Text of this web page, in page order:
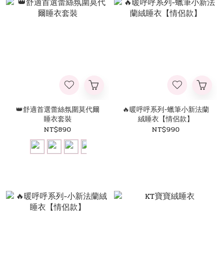
👑舒適首選蕾絲氛圍莫代爾
睡衣套裝
NT$890
🔥暖呼呼系列-蠟筆小新法蘭
絨睡衣【情侶款】
NT$990